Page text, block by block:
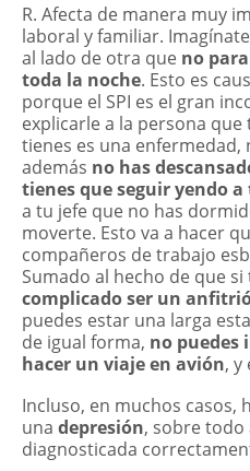
R. Afecta de manera muy
laboral y familiar.
al lado de otra que no
toda la noche. Esto es
porque el SPI es el gran
explicarle a la persona
tienes es una enfermedad,
además no has
tienes que seguir yendo
a tu jefe que no has
moverte. Esto va a hacer
compañeros de trabajo
Sumado al hecho de que si
complicado ser un
puedes estar una larga
de igual forma, no puedes
hacer un viaje en avión, y
Incluso, en muchos casos,
una depresión, sobre todo
diagnosticada